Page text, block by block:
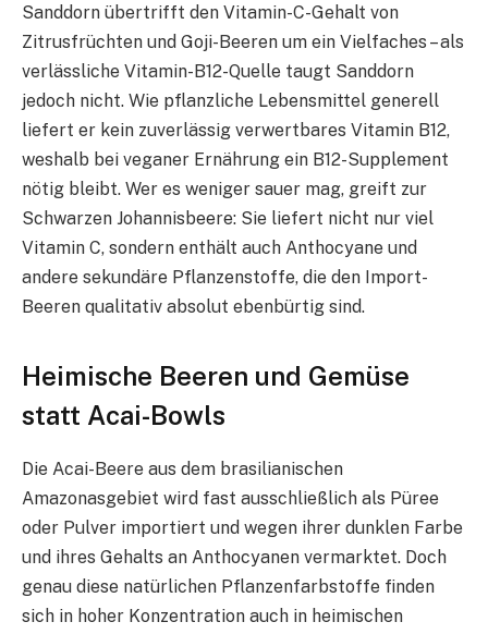
Sanddorn übertrifft den Vitamin-C-Gehalt von
Zitrusfrüchten und Goji-Beeren um ein Vielfaches – als
verlässliche Vitamin-B12-Quelle taugt Sanddorn
jedoch nicht. Wie pflanzliche Lebensmittel generell
liefert er kein zuverlässig verwertbares Vitamin B12,
weshalb bei veganer Ernährung ein B12-Supplement
nötig bleibt. Wer es weniger sauer mag, greift zur
Schwarzen Johannisbeere: Sie liefert nicht nur viel
Vitamin C, sondern enthält auch Anthocyane und
andere sekundäre Pflanzenstoffe, die den Import-
Beeren qualitativ absolut ebenbürtig sind.
Heimische Beeren und Gemüse
statt Acai-Bowls
Die Acai-Beere aus dem brasilianischen
Amazonasgebiet wird fast ausschließlich als Püree
oder Pulver importiert und wegen ihrer dunklen Farbe
und ihres Gehalts an Anthocyanen vermarktet. Doch
genau diese natürlichen Pflanzenfarbstoffe finden
sich in hoher Konzentration auch in heimischen